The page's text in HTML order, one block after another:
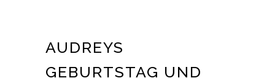
AUDREYS
GEBURTSTAG UND